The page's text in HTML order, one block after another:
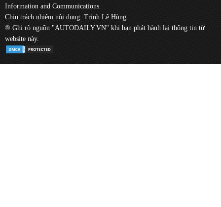
Information and Communications.
Chịu trách nhiệm nội dung: Trịnh Lê Hùng.
® Ghi rõ nguồn "AUTODAILY.VN" khi bạn phát hành lại thông tin từ
website này.